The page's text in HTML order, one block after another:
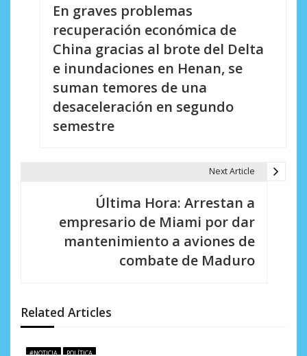
n
En graves problemas
recuperación económica de
China gracias al brote del Delta
e inundaciones en Henan, se
suman temores de una
desaceleración en segundo
semestre
Next Article
Última Hora: Arrestan a
empresario de Miami por dar
mantenimiento a aviones de
combate de Maduro
Related Articles
#NOTICIA POLÍTICA